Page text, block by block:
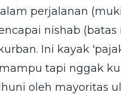
perjalanan
nishab
Ini kayak
tapi nggak
oleh mayoritas